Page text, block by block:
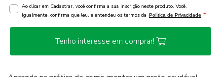
Ao clicar em Cadastrar, você confirma a sua inscrição neste produto. Você,
igualmente, confirma que leu, e entendeu os termos da Política de Privacidade *
Tenho interesse em comprar!